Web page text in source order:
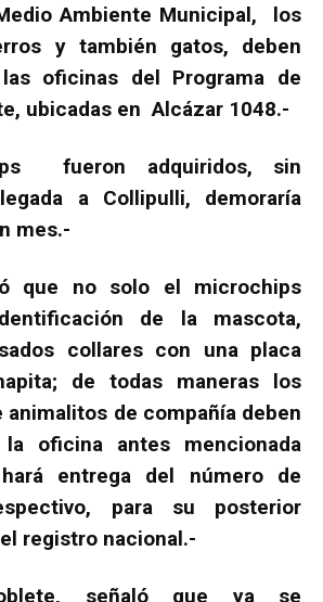
Ambiente Municipal, los
y también gatos, deben
oficinas del Programa de
ubicadas en Alcázar 1048.-
fueron adquiridos, sin
a Collipulli, demoraría
mes.-
que no solo el microchips
de la mascota,
collares con una placa
de todas maneras los
animalitos de compañía deben
oficina antes mencionada
entrega del número de
para su posterior
registro nacional.-
señaló que ya se